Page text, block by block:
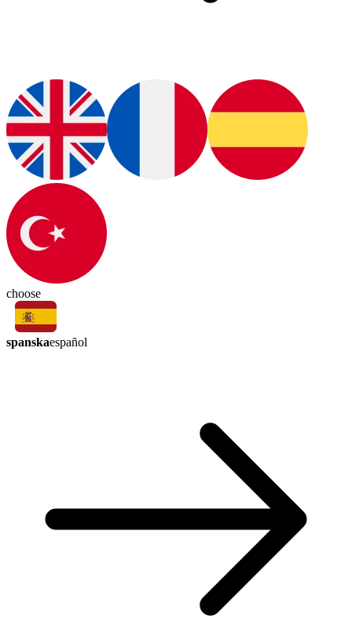
choose
spanskaespañol